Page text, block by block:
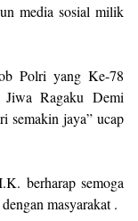
media sosial milik
Polri yang Ke-78
Ragaku Demi
semakin jaya” ucap
berharap semoga
masyarakat .